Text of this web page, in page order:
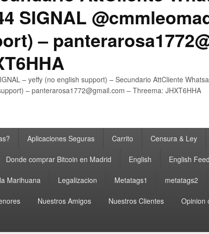
SIGNAL
–
– yeffy (no english support) – Secundario AttCliente
– panterarosa1772@gmail.com – Threema: JHXT6HHA
Aplicaciones Seguras Carrito Censura & Ley
Donde comprar Bitcoin en Madrid English English
Marihuana Legalizacion Metatags1 metatags2
Nuestros Amigos Nuestros Clientes Opinion